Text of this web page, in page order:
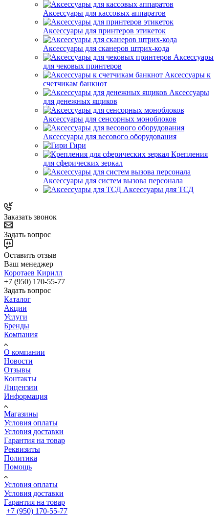
Аксессуары для кассовых аппаратов
Аксессуары для принтеров этикеток
Аксессуары для сканеров штрих-кода
Аксессуары
для чековых принтеров
Аксессуары к
счетчикам банкнот
Аксессуары
для денежных ящиков
Аксессуары для сенсорных моноблоков
Аксессуары для весового оборудования
Гири
Крепления
для сферических зеркал
Аксессуары для систем вызова персонала
Аксессуары для ТСД
Заказать звонок
Задать вопрос
Оставить отзыв
Ваш менеджер
Коротаев Кирилл
+7 (950) 170-55-77
Задать вопрос
Каталог
Акции
Услуги
Бренды
Компания
О компании
Новости
Отзывы
Контакты
Лицензии
Информация
Магазины
Условия оплаты
Условия доставки
Гарантия на товар
Реквизиты
Политика
Помощь
Условия оплаты
Условия доставки
Гарантия на товар
+7 (950) 170-55-77